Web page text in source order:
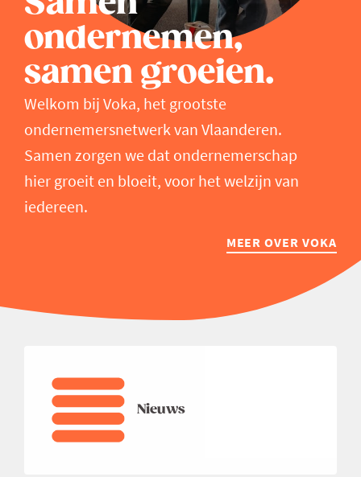
ondernemen,
samen groeien.
Welkom bij Voka, het grootste
ondernemersnetwerk van Vlaanderen.
Samen zorgen we dat ondernemerschap
hier groeit en bloeit, voor het welzijn van
iedereen.
MEER OVER VOKA
Nieuws